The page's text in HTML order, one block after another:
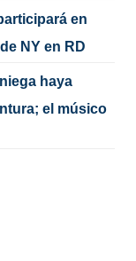
en
NY en RD
haya
el músico